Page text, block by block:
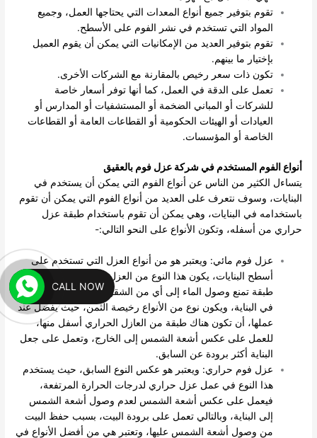
تقوم بتوفير جميع أنواع المعدات التي يحتاجها العمل، وجميع
المواد التي تستخدم في نشر الفوم على الأسطح.
تقوم بتوفير العديد من الإمكانيات التي يمكن أن يقوم العميل
بإختيار ما بينهم.
تكون ذات سعر رخيص بالمقارنة مع الشركات الأخرى.
تعمل على الدقة في العمل، كما أنها توفر أسعار خاصة
للشركات أو المباني الضخمة أو المستشفيات أو المدارس أو
العيادات أو الهيئات الحكومية أو القطاعات العامة أو القطاعات
الخاصة أو المؤسسات.
أنواع الفوم المستخدم في شركة عزل فوم بالعقيق
يتساءل الكثير من الناس عن أنواع الفوم التي يمكن أن يستخدم في
البنايات، وسوف نتعرف على العديد من أنواع الفوم التي يمكن أن تقوم
باستخدامه في البنايات، وهي يمكن أن تقوم باستخدام طبقة عزل
حراري من أسفله، وتكون الأنواع على النحو التالي:-
عزل فوم مائي: ويعتبر هو من أنواع العزل التي تستخدم على
أسطح البنايات، يكون هذا النوع من العزل متخصص في عمل
طبقة تمنع وصول الماء إلى أي من الشقوق أو الكسور الموجودة
في البناية، ويكون نوع من الأنواع رخيصة الثمن، حيث يفضل عند
عملها، أن تكون هناك طبقة من العازل الحراري أسفل منها،
للعمل على عكس أشعة الشمس إلى الخارج، وتعمل على جعل
البناية أكثر برودة عن السابق.
عزل فوم حراري: ويعتبر هو عكس النوع السابق، حيث يستخدم
هذا النوع في عمل عزل حراري لدرجات الحرارة المرتفعة،
فيعمل على عكس أشعة الشمس لعدم وصول أشعة الشمس
إلى البناية، وبالتالي تعمل على برودة البيت، بسبب حفظ البيت
من وصول أشعة الشمس عليها، وتعتبر هي من أفضل الأنواع في
CALL NOW